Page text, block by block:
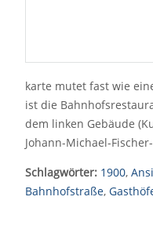
karte mutet fast wie
ist die
dem linken Gebäude
Johann-Michael-
Schlagwörter: 1900,
Bahnhofstraße,